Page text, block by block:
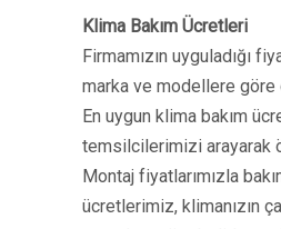
Klima Bakım Ücretleri
Firmamızın uyguladığı
marka ve modellere
En uygun klima bakım
temsilcilerimizi arayarak
Montaj fiyatlarımızla
ücretlerimiz, klimanızın